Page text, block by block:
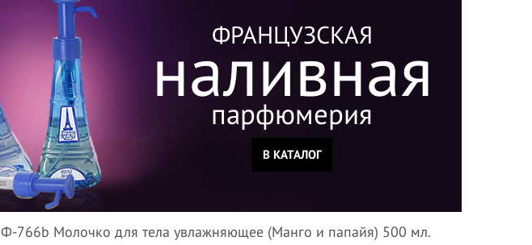
ФРАНЦУЗСКАЯ
наливная
парфюмерия
В КАТАЛОГ
Ф-766b Молочко для тела увлажняющее (Манго и папайя) 500 мл.